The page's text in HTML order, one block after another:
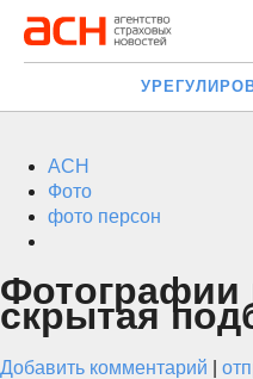
АСН
Фото
фото персон
Фотографии
скрытая
Добавить комментарий